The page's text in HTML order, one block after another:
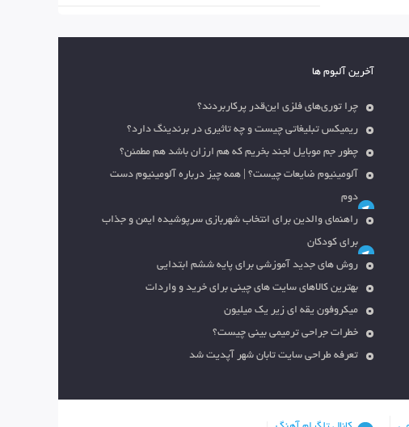
آخرین آلبوم ها
چرا توری‌های فلزی این‌قدر پرکاربردند؟
ریمیکس تبلیغاتی چیست و چه تاثیری در برندینگ دارد؟
چطور جم موبایل لجند بخریم که هم ارزان باشد هم مطمئن؟
آلومینیوم ضایعات چیست؟ | همه چیز درباره آلومینیوم دست
دوم
راهنمای والدین برای انتخاب شهربازی سرپوشیده ایمن و جذاب
برای کودکان
روش های جدید آموزشی برای پایه ششم ابتدایی
بهترین کالاهای سایت های چینی برای خرید و واردات
میکروفون یقه ای زیر یک میلیون
خطرات جراحی ترمیمی بینی چیست؟
تعرفه طراحی سایت تابان شهر آپدیت شد